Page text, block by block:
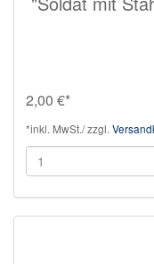
2,00 €*
*inkl. MwSt./ zzgl.